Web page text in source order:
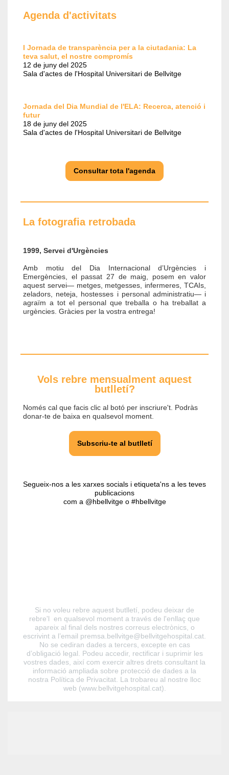
Agenda d'activitats
I Jornada de transparència per a la ciutadania: La
teva salut, el nostre compromís
12 de juny del 2025
Sala d'actes de l'Hospital Universitari de Bellvitge
Jornada del Dia Mundial de l'ELA: Recerca, atenció i
futur
18 de juny del 2025
Sala d'actes de l'Hospital Universitari de Bellvitge
Consultar tota l'agenda
La fotografia retrobada
1999, Servei d'Urgències
Amb motiu del Dia Internacional d’Urgències i
Emergències, el passat 27 de maig, posem en valor
aquest servei— metges, metgesses, infermeres, TCAIs,
zeladors, neteja, hostesses i personal administratiu— i
agraïm a tot el personal que treballa o ha treballat a
urgències. Gràcies per la vostra entrega!
Vols rebre mensualment aquest
butlletí?
Només cal que facis clic al botó per inscriure't. Podràs
donar-te de baixa en qualsevol moment.
Subscriu-te al butlletí
Segueix-nos a les xarxes socials i etiqueta'ns a les teves
publicacions
com a @hbellvitge o #hbellvitge
Si no voleu rebre aquest butlletí, podeu deixar de
rebre'l en qualsevol moment a través de l'enllaç que
apareix al final dels nostres correus electrònics, o
escrivint a l’email premsa.bellvitge@bellvitgehospital.cat.
No se cediran dades a tercers, excepte en cas
d’obligació legal. Podeu accedir, rectificar i suprimir les
vostres dades, així com exercir altres drets consultant la
informació ampliada sobre protecció de dades a la
nostra Política de Privacitat. La trobareu al nostre lloc
web (www.bellvitgehospital.cat).